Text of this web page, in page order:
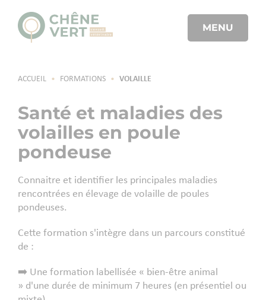
MENU
ACCUEIL • FORMATIONS • VOLAILLE
Santé et maladies des
volailles en poule
pondeuse
Connaitre et identifier les principales maladies
rencontrées en élevage de volaille de poules
pondeuses.
Cette formation s'intègre dans un parcours constitué
de :
➡️ Une formation labellisée « bien-être animal
» d'une durée de minimum 7 heures (en présentiel ou